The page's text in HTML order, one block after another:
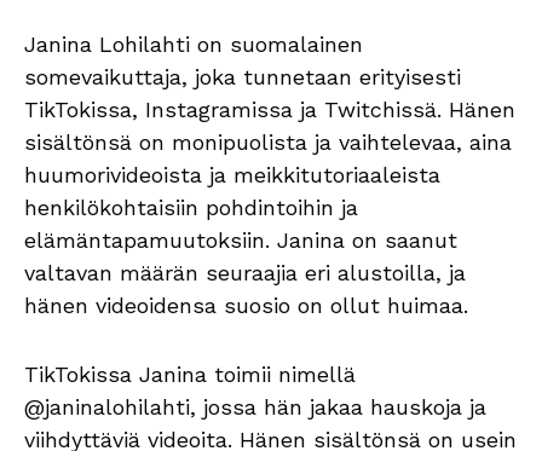
Janina Lohilahti on suomalainen
somevaikuttaja, joka tunnetaan erityisesti
TikTokissa, Instagramissa ja Twitchissä. Hänen
sisältönsä on monipuolista ja vaihtelevaa, aina
huumorivideoista ja meikkitutoriaaleista
henkilökohtaisiin pohdintoihin ja
elämäntapamuutoksiin. Janina on saanut
valtavan määrän seuraajia eri alustoilla, ja
hänen videoidensa suosio on ollut huimaa.
TikTokissa Janina toimii nimellä
@janinalohilahti, jossa hän jakaa hauskoja ja
viihdyttäviä videoita. Hänen sisältönsä on usein